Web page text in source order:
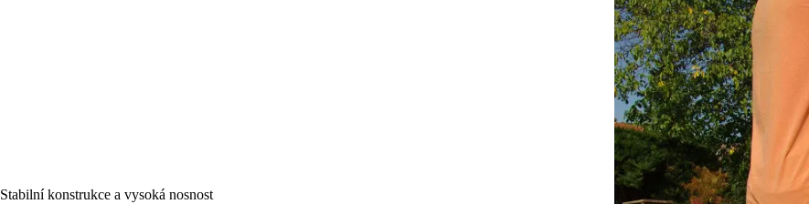
Stabilní konstrukce a vysoká nosnost